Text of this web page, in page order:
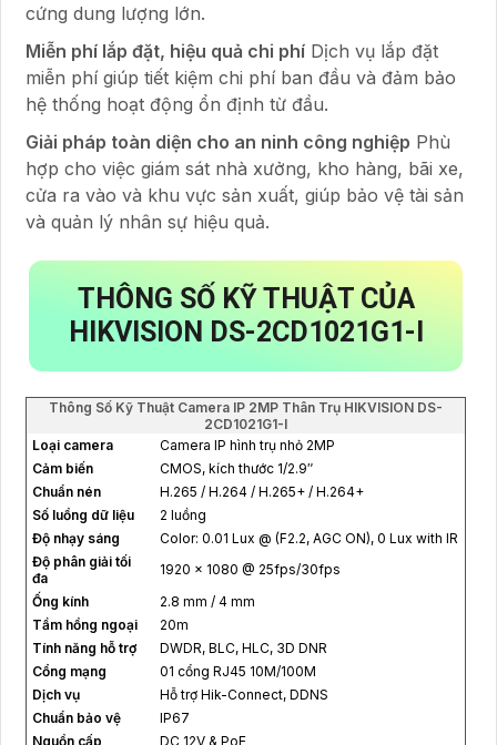
cứng dung lượng lớn.
Miễn phí lắp đặt, hiệu quả chi phí Dịch vụ lắp đặt
miễn phí giúp tiết kiệm chi phí ban đầu và đảm bảo
hệ thống hoạt động ổn định từ đầu.
Giải pháp toàn diện cho an ninh công nghiệp Phù
hợp cho việc giám sát nhà xưởng, kho hàng, bãi xe,
cửa ra vào và khu vực sản xuất, giúp bảo vệ tài sản
và quản lý nhân sự hiệu quả.
THÔNG SỐ KỸ THUẬT CỦA
HIKVISION DS-2CD1021G1-I
Thông Số Kỹ Thuật Camera IP 2MP Thân Trụ HIKVISION DS-
2CD1021G1-I
Loại camera
Camera IP hình trụ nhỏ 2MP
Cảm biến
CMOS, kích thước 1/2.9″
Chuẩn nén
H.265 / H.264 / H.265+ / H.264+
Số luồng dữ liệu
2 luồng
Độ nhạy sáng
Color: 0.01 Lux @ (F2.2, AGC ON), 0 Lux with IR
Độ phân giải tối
đa
1920 × 1080 @ 25fps/30fps
Ống kính
2.8 mm / 4 mm
Tầm hồng ngoại
20m
Tính năng hỗ trợ
DWDR, BLC, HLC, 3D DNR
Cổng mạng
01 cổng RJ45 10M/100M
Dịch vụ
Hỗ trợ Hik-Connect, DDNS
Chuẩn bảo vệ
IP67
Nguồn cấp
DC 12V & PoE